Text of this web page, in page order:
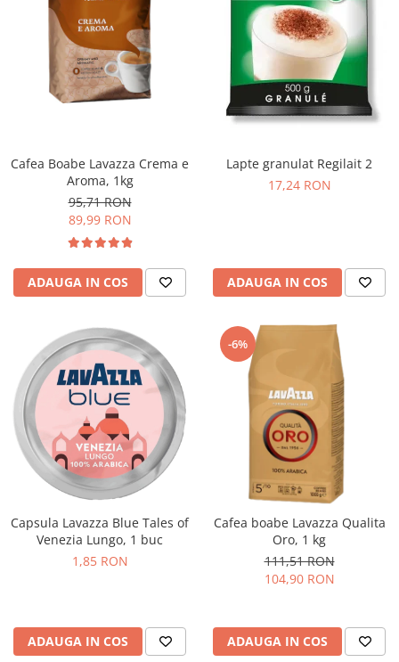
Cafea Boabe Lavazza Crema e
Aroma, 1kg
95,71 RON
89,99 RON
ADAUGA IN COS
Lapte granulat Regilait 2
17,24 RON
ADAUGA IN COS
Capsula Lavazza Blue Tales of
Venezia Lungo, 1 buc
1,85 RON
ADAUGA IN COS
-6%
Cafea boabe Lavazza Qualita
Oro, 1 kg
111,51 RON
104,90 RON
ADAUGA IN COS